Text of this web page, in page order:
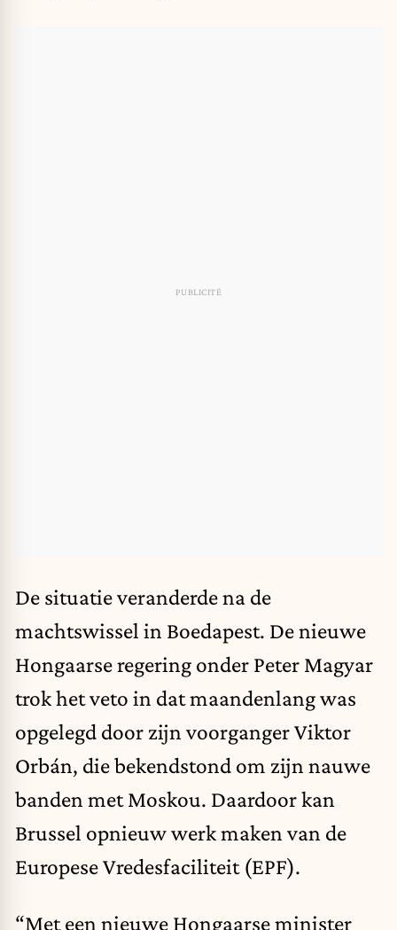
De situatie veranderde na de
machtswissel in Boedapest. De nieuwe
Hongaarse regering onder Peter Magyar
trok het veto in dat maandenlang was
opgelegd door zijn voorganger Viktor
Orbán, die bekendstond om zijn nauwe
banden met Moskou. Daardoor kan
Brussel opnieuw werk maken van de
Europese Vredesfaciliteit (EPF).
“Met een nieuwe Hongaarse minister